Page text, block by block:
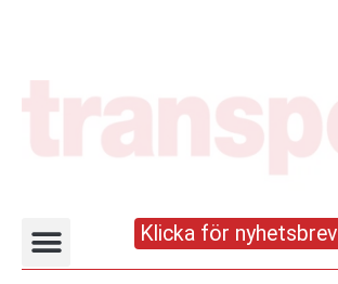
Klicka för nyhetsbrev